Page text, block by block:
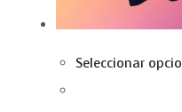
Seleccionar